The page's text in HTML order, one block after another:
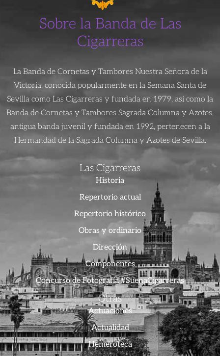
Sobre la Banda de Las
Cigarreras
La Banda de Cornetas y Tambores Nuestra Señora de la
Victoria, conocida popularmente en la Semana Santa de
Sevilla como Las Cigarreras y fundada en 1979, así como la
Banda de Cornetas y Tambores Sagrada Columna y Azotes,
antigua banda juvenil y fundada en 1992, pertenecen a la
Hermandad de la Sagrada Columna y Azotes de Sevilla.
Las Cigarreras
Historia
Repertorio actual
Repertorio histórico
Obras y ordinario
Dirección
Componentes
Concurso de Fotografía #SuenaCigarreras
Otras
Actuaciones
Actualidad
Hemeroteca